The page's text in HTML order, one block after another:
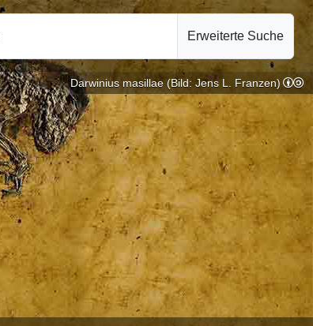
Erweiterte Suche
Darwinius masillae (Bild: Jens L. Franzen)